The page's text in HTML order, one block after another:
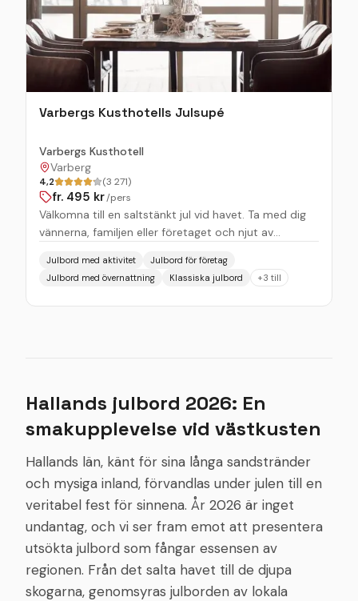
Varbergs Kusthotells Julsupé
Varbergs Kusthotell
Varberg
4,2 (3 271)
fr. 495 kr/pers
Välkomna till en saltstänkt jul vid havet. Ta med dig
vännerna, familjen eller företaget och njut av
Kvällen startar med värmande glögg och fortsätter
med förrätt och varmrätt som flirtar med julens
Julbord med aktivitet
Julbord för företag
Julbord med övernattning
Klassiska julbord +3 till
Hallands julbord 2026: En
smakupplevelse vid västkusten
Hallands län, känt för sina långa sandstränder
och mysiga inland, förvandlas under julen till en
veritabel fest för sinnena. År 2026 är inget
undantag, och vi ser fram emot att presentera
utsökta julbord som fångar essensen av
regionen. Från det salta havet till de djupa
skogarna, genomsyras julborden av lokala